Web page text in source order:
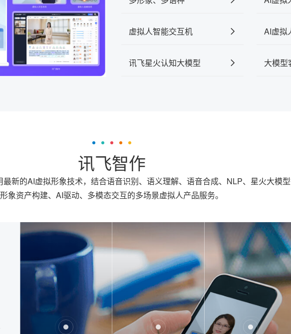
虚拟人智能交互机 AI虚拟
讯飞星火认知大模型 大模型
讯飞智作
新的AI虚拟形象技术，结合语音识别、语义理解、语音合成、NLP、星火大模
形象资产构建、AI驱动、多模态交互的多场景虚拟人产品服务。